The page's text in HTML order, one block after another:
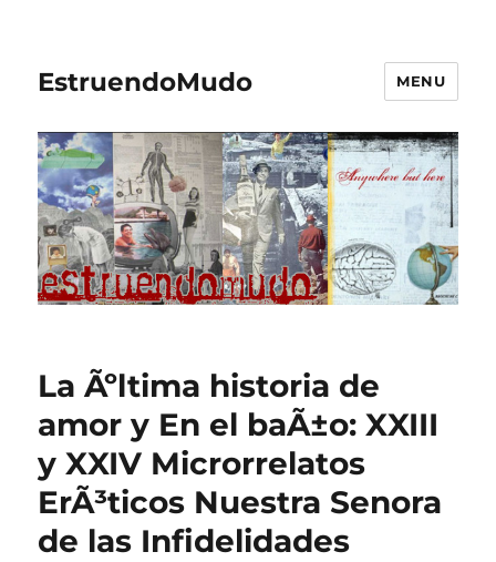
EstruendoMudo MENU
La Ãºltima historia de
amor y En el baÃ±o: XXIII
y XXIV Microrrelatos
ErÃ³ticos Nuestra Senora
de las Infidelidades